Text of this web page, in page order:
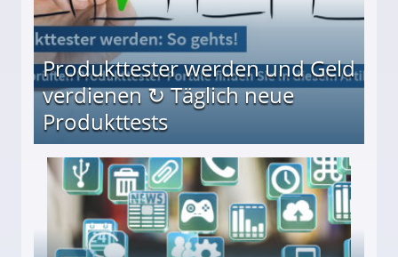
Produkttester werden und Geld
verdienen ↻ Täglich neue
Produkttests
↻ Täglich neue Produkttests